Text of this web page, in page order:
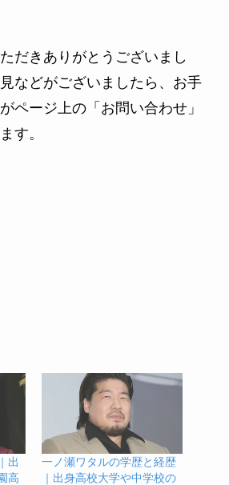
だきありがとうございまし
などがございましたら、お手
ページ上の「お問い合わせ」
す。
出
高
一ノ瀬ワタルの学歴と経歴
｜出身高校大学や中学校の